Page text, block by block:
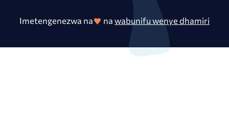
Imetengenezwa na na wabunifu wenye dhamiri